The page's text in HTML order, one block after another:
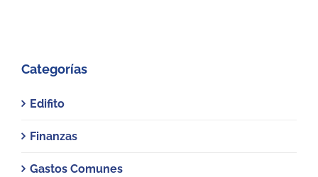
Categorías
Edifito
Finanzas
Gastos Comunes